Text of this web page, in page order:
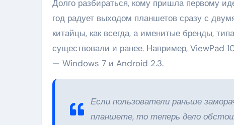
Долго разбираться, кому пришла первому
год радует выходом планшетов сразу с
китайцы, как всегда, а именитые бренды,
существовали и ранее. Например, ViewPad
— Windows 7 и Android 2.3.
Если пользователи раньше
планшете, то теперь дело